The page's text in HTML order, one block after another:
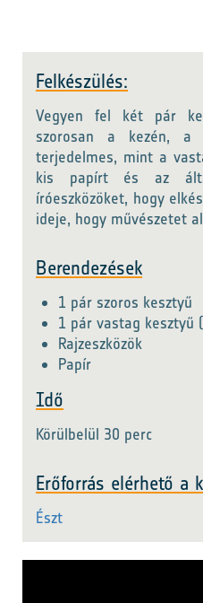
Felkészülés:
Vegyen fel két pár
szorosan a kezén, a
terjedelmes, mint a
kis papírt és az
íróeszközöket, hogy
ideje, hogy művészetet
Berendezések
1 pár szoros kesztyű
1 pár vastag kesztyű
Rajzeszközök
Papír
Idő
Körülbelül 30 perc
Erőforrás elérhető a
Észt